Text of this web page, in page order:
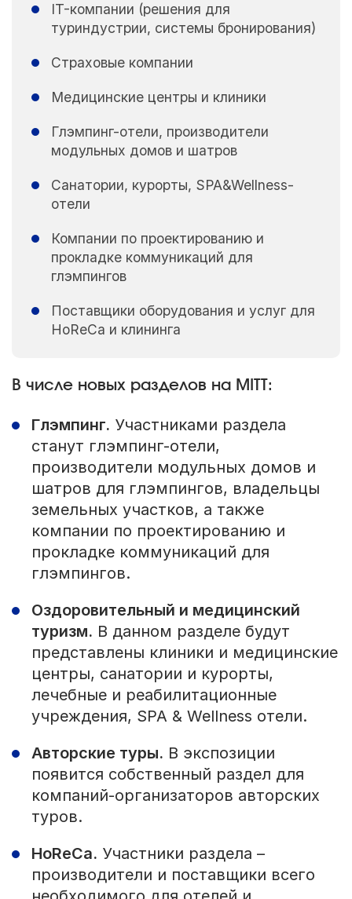
IT-компании (решения для
туриндустрии, системы бронирования)
Страховые компании
Медицинские центры и клиники
Глэмпинг-отели, производители
модульных домов и шатров
Санатории, курорты, SPA&Wellness-
отели
Компании по проектированию и
прокладке коммуникаций для
глэмпингов
Поставщики оборудования и услуг для
HoReCa и клининга
В числе новых разделов на MITT:
Глэмпинг. Участниками раздела
станут глэмпинг-отели,
производители модульных домов и
шатров для глэмпингов, владельцы
земельных участков, а также
компании по проектированию и
прокладке коммуникаций для
глэмпингов.
Оздоровительный и медицинский
туризм. В данном разделе будут
представлены клиники и медицинские
центры, санатории и курорты,
лечебные и реабилитационные
учреждения, SPA & Wellness отели.
Авторские туры. В экспозиции
появится собственный раздел для
компаний-организаторов авторских
туров.
HoReCa. Участники раздела –
производители и поставщики всего